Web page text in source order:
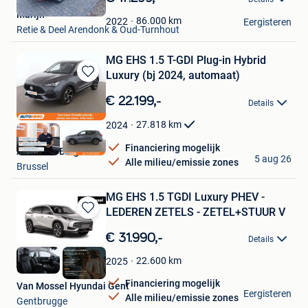
Mijn
Favorieten
2022 86.000 km
Marijn
Retie & Deel Arendonk & Oud-Turnhout
Eergisteren
Bewaren
in
Favorieten
MG EHS 1.5 T-GDI Plug-in Hybrid
Luxury (bj 2024, automaat)
€ 22.199,- Details
2024 27.818 km
Financiering mogelijk
Alle milieu/emissie zones
Autohero België
Brussel
5 aug 26
Bewaren
in
Mijn
Favorieten
MG EHS 1.5 TGDI Luxury PHEV -
LEDEREN ZETELS - ZETEL+STUUR V
€ 31.990,- Details
2025 22.600 km
Financiering mogelijk
Alle milieu/emissie zones
Van Mossel Hyundai Gent
Gentbrugge
Eergisteren